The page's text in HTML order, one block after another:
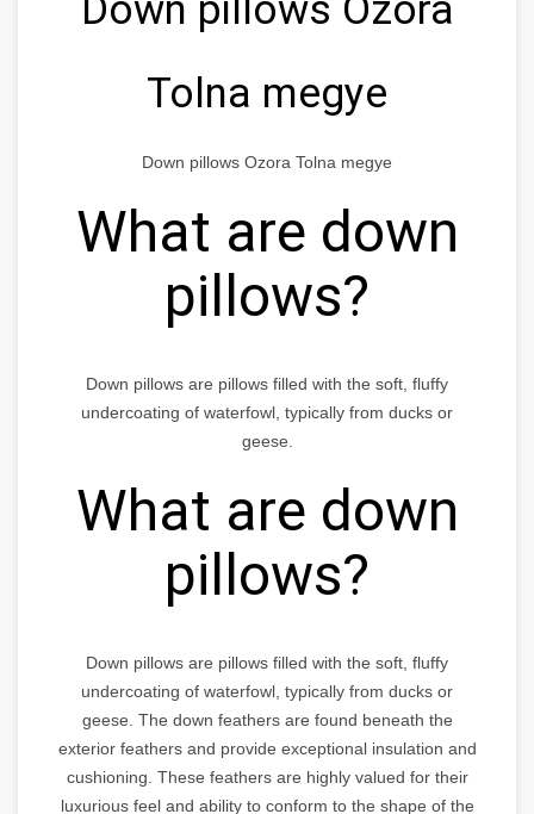
Tolna megye
Down pillows Ozora Tolna megye
What are down
pillows?
Down pillows are pillows filled with the soft, fluffy
undercoating of waterfowl, typically from ducks or
geese.
What are down
pillows?
Down pillows are pillows filled with the soft, fluffy
undercoating of waterfowl, typically from ducks or
geese. The down feathers are found beneath the
exterior feathers and provide exceptional insulation and
cushioning. These feathers are highly valued for their
luxurious feel and ability to conform to the shape of the